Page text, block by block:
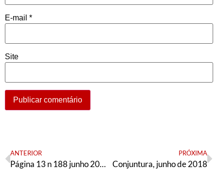
E-mail *
Site
ANTERIOR
Página 13 n 188 junho 2018, Especial São Paulo
PRÓXIMA
Conjuntura, junho de 2018